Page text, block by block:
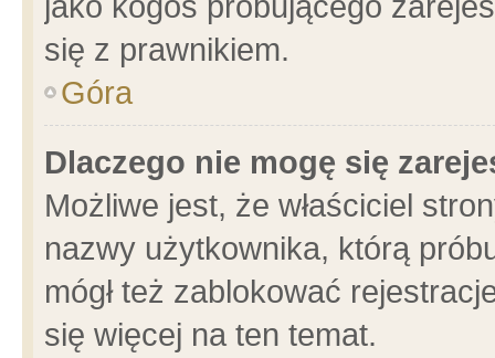
się z prawnikiem.
Góra
Dlaczego nie mogę się
Możliwe jest, że właściciel
nazwy użytkownika, którą
mógł też zablokować
się więcej na ten temat.